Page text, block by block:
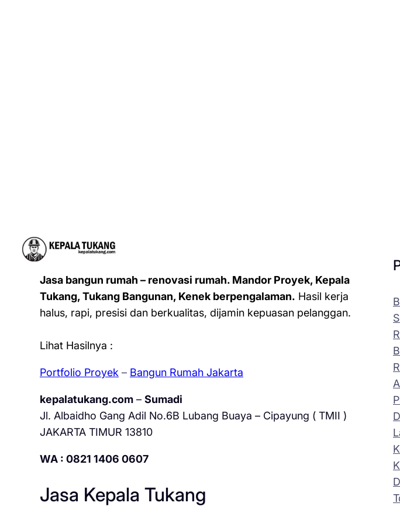
Jasa bangun rumah – renovasi rumah. Mandor Proyek, Kepala
Tukang, Tukang Bangunan, Kenek berpengalaman. Hasil kerja
halus, rapi, presisi dan berkualitas, dijamin kepuasan pelanggan.
Lihat Hasilnya :
Portfolio Proyek – Bangun Rumah Jakarta
kepalatukang.com– Sumadi
Jl. Albaidho Gang Adil No.6B Lubang Buaya – Cipayung ( TMII )
JAKARTA TIMUR 13810
WA : 0821 1406 0607
Jasa Kepala Tukang